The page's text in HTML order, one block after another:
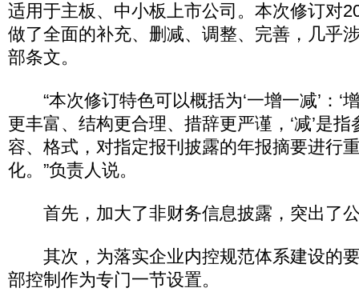
适用于主板、中小板上市公司。本次修订对
做了全面的补充、删减、调整、完善，几乎
部条文。
“本次修订特色可以概括为‘一增一减’：‘
更丰富、结构更合理、措辞更严谨，‘减’是
容、格式，对指定报刊披露的年报摘要进行
化。”负责人说。
首先，加大了非财务信息披露，突出了
其次，为落实企业内控规范体系建设的
部控制作为专门一节设置。